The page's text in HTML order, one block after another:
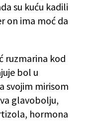
su kuću kadili
on ima moć da
ruzmarina kod
bol u
svojim mirisom
glavobolju,
hormona